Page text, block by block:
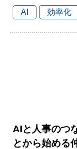
AI 効率化
AIと人事の
とから始める